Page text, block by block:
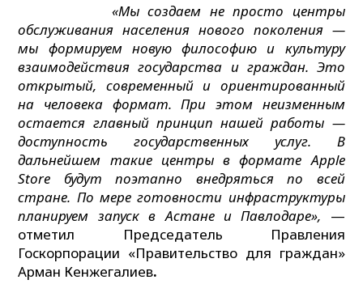
«Мы создаем не просто центры
обслуживания населения нового поколения —
мы формируем новую философию и культуру
взаимодействия государства и граждан. Это
открытый, современный и ориентированный
на человека формат. При этом неизменным
остается главный принцип нашей работы —
доступность государственных услуг. В
дальнейшем такие центры в формате Apple
Store будут поэтапно внедряться по всей
стране. По мере готовности инфраструктуры
планируем запуск в Астане и Павлодаре», —
отметил Председатель Правления
Госкорпорации «Правительство для граждан»
Арман Кенжегалиев.